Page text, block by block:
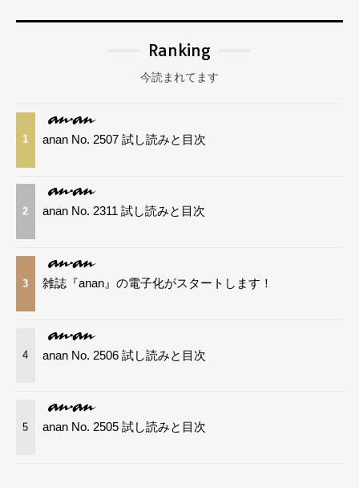
Ranking
今読まれてます
1 anan No. 2507 試し読みと目次
2 anan No. 2311 試し読みと目次
3 雑誌『anan』の電子化がスタートします！
4 anan No. 2506 試し読みと目次
5 anan No. 2505 試し読みと目次